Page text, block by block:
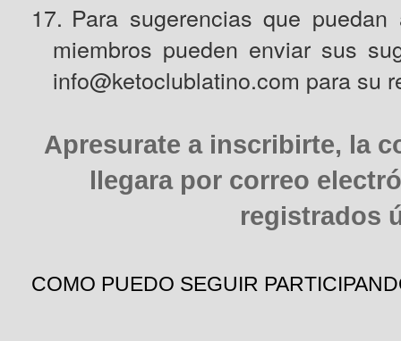
17. Para sugerencias que
miembros pueden enviar sus
info@ketoclublatino.com para su
Apresurate a inscribirte, la
llegara por correo
registrados
COMO PUEDO SEGUIR